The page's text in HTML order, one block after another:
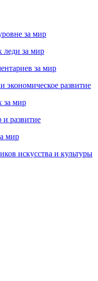
за мир
леди за мир
за мир
экономическое развитие
за мир
и развитие
мир
искусства и культуры